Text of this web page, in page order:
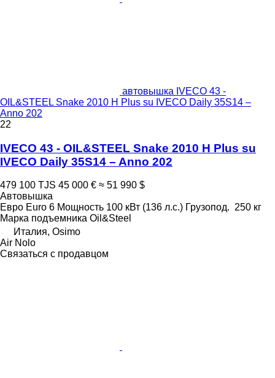
автовышка IVECO 43 -
OIL&STEEL Snake 2010 H Plus su IVECO Daily 35S14 –
Anno 202
22
IVECO 43 - OIL&STEEL Snake 2010 H Plus su
IVECO Daily 35S14 – Anno 202
479 100 TJS 45 000 € ≈ 51 990 $
Автовышка
Евро Euro 6 Мощность 100 кВт (136 л.с.) Грузопод. 250 кг
Марка подъемника Oil&Steel
Италия, Osimo
Air Nolo
Связаться с продавцом